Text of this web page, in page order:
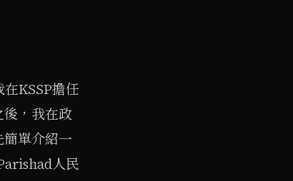
KSSP擔任
，我在政
單介紹一
人民